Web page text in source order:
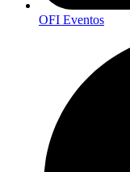
OFI Eventos